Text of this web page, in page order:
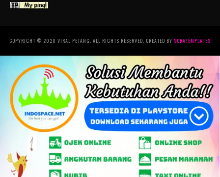
COPYRIGHT © 2020 VIRAL PETANG. ALL RIGHTS RESERVED. CREATED BY SORATEMPLATES